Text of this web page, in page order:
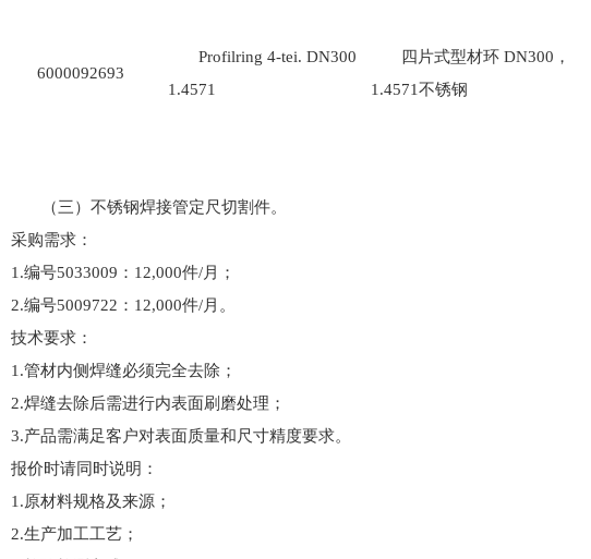
6000092693
Profilring 4-tei. DN300
1.4571
四片式型材环 DN300，
1.4571不锈钢
（三）不锈钢焊接管定尺切割件。
采购需求：
1.编号5033009：12,000件/月；
2.编号5009722：12,000件/月。
技术要求：
1.管材内侧焊缝必须完全去除；
2.焊缝去除后需进行内表面刷磨处理；
3.产品需满足客户对表面质量和尺寸精度要求。
报价时请同时说明：
1.原材料规格及来源；
2.生产加工工艺；